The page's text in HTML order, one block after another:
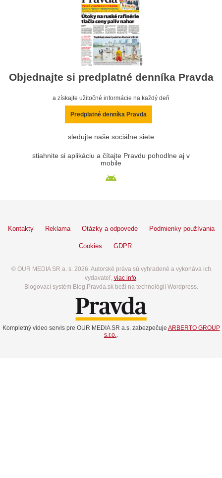
Objednajte si predplatné denníka Pravda
a získajte užitočné informácie na každý deň
Predplatné denníka Pravda
sledujte naše sociálne siete
stiahnite si aplikáciu a čítajte Pravdu pohodlne aj v
mobile
Kontakty Reklama Otázky a odpovede Podmienky používania
Cookies GDPR
© OUR MEDIA SR a. s. 2026. Autorské práva sú vyhradené a vykonáva ich
vydavateľ, viac info.
Blogovací systém Blog.Pravda.sk beží na technológií Wordpress.
Kompletný video servis pre OUR MEDIA SR a.s. zabezpečuje ARBERTO GROUP
s.r.o..